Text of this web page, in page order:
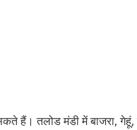
तलोड मंडी में बाजरा, गेहूं,